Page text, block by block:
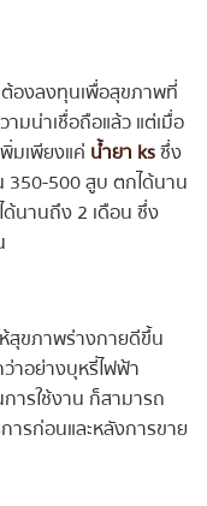
ต้องลงทุนเพื่อสุขภาพที่
มน่าเชื่อถือแล้ว แต่เมื่อ
มเพียงแค่ น้ำยา ksซึ่ง
350-500 สูบ ตกได้นาน
ด้นานถึง 2 เดือน ซึ่ง
สุขภาพร่างกายดีขึ้น
าอย่างบุหรี่ไฟฟ้า
ารใช้งาน ก็สามารถ
รก่อนและหลังการขาย